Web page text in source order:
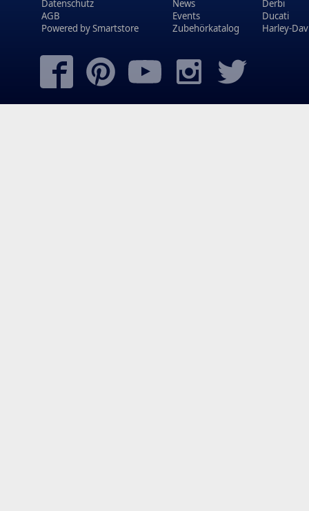
Datenschutz
AGB
Powered bySmartstore
News
Events
Zubehörkatalog
Derbi
Ducati
Harley-